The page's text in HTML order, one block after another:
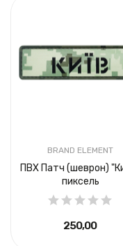
BRAND ELEMENT
ПВХ Патч (шеврон)
пиксель
250,00 ₴